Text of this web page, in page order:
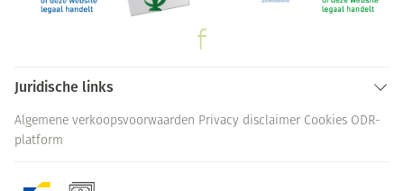
Juridische links
Algemene verkoopsvoorwaarden Privacy disclaimer Cookies ODR-
platform